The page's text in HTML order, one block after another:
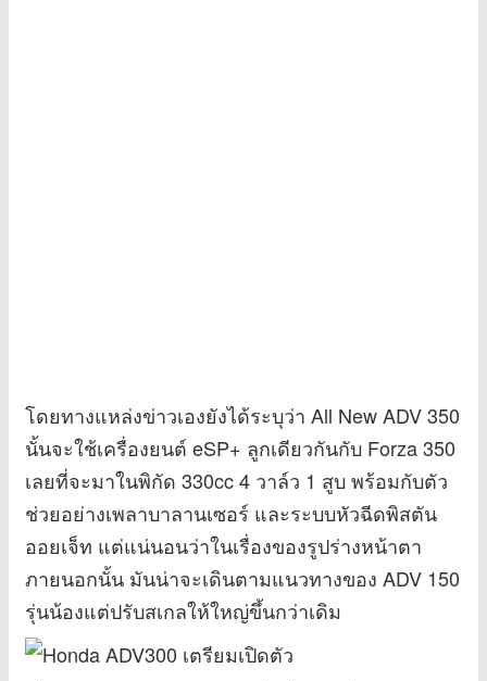
โดยทางแหล่งข่าวเองยังได้ระบุว่า All New ADV 350
นั้นจะใช้เครื่องยนต์ eSP+ ลูกเดียวกันกับ Forza 350
เลยที่จะมาในพิกัด 330cc 4 วาล์ว 1 สูบ พร้อมกับตัว
ช่วยอย่างเพลาบาลานเซอร์ และระบบหัวฉีดพิสตัน
ออยเจ็ท แต่แน่นอนว่าในเรื่องของรูปร่างหน้าตา
ภายนอกนั้น มันน่าจะเดินตามแนวทางของ ADV 150
รุ่นน้องแต่ปรับสเกลให้ใหญ่ขึ้นกว่าเดิม